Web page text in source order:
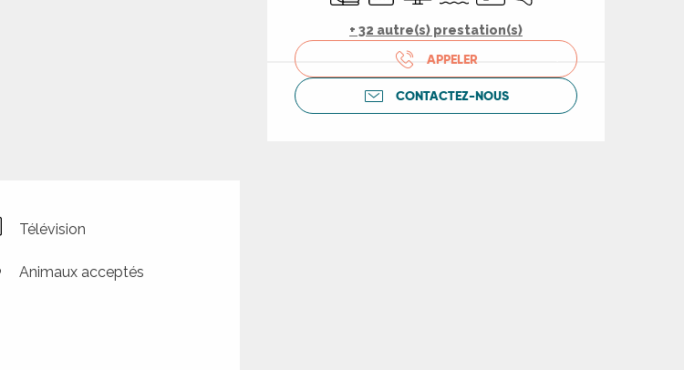
+ 32 autre(s) prestation(s)
APPELER
CONTACTEZ-NOUS
Télévision
Animaux acceptés